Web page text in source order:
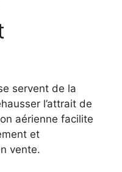
servent de la
l’attrait de
aérienne facilite
et
vente.